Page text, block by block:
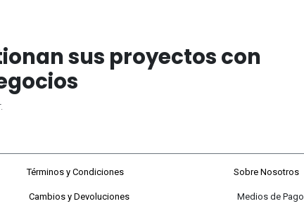
sus proyectos con
22Términos y Condiciones Sobre Nosotros
Cambios y Devoluciones Medios de Pago